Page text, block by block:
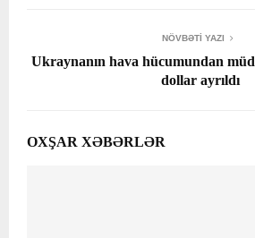
NÖVBƏTI YAZI
Ukraynanın hava hücumundan
dollar ayrıldı
OXŞAR XƏBƏRLƏR